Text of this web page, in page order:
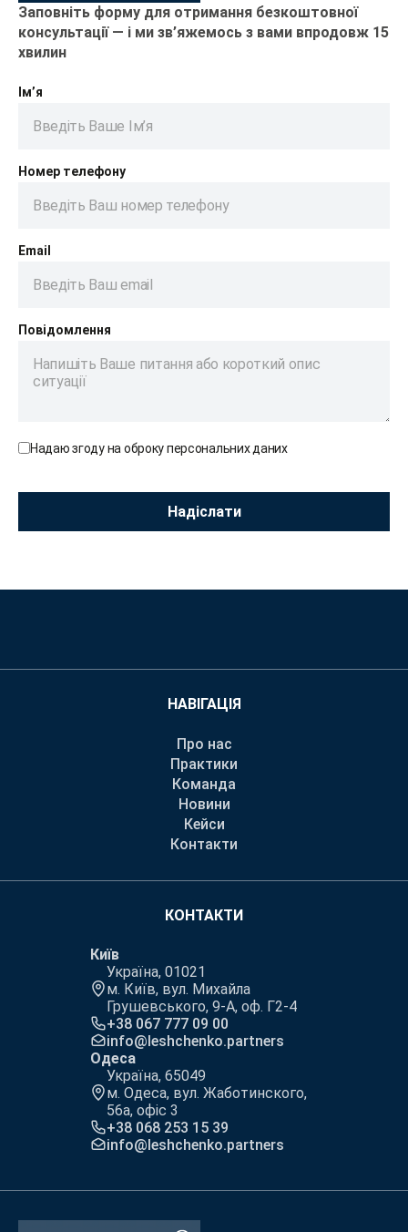
Заповніть форму для отримання безкоштовної
консультації — і ми зв’яжемось з вами впродовж 15
хвилин
Ім’я
Номер телефону
Email
Повідомлення
Надаю згоду на оброку персональних даних
НАВІГАЦІЯ
Про нас
Практики
Команда
Новини
Кейси
Контакти
КОНТАКТИ
Київ
Україна, 01021
м. Київ, вул. Михайла
Грушевського, 9-А, оф. Г2-4
+38 067 777 09 00
info@leshchenko.partners
Одеса
Україна, 65049
м. Одеса, вул. Жаботинского,
56а, офіс 3
+38 068 253 15 39
info@leshchenko.partners